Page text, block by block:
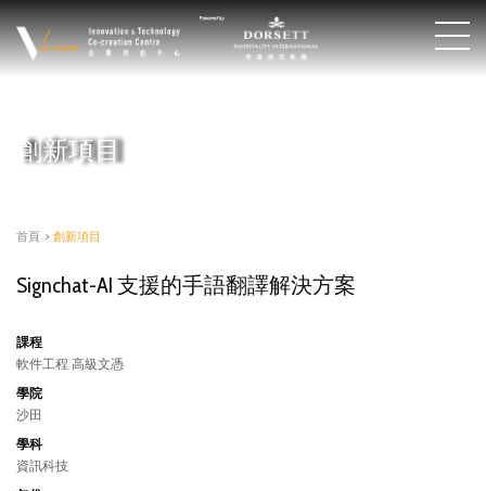
創新項目
首頁 > 創新項目
Signchat-AI 支援的手語翻譯解決方案
課程
軟件工程 高級文憑
學院
沙田
學科
資訊科技